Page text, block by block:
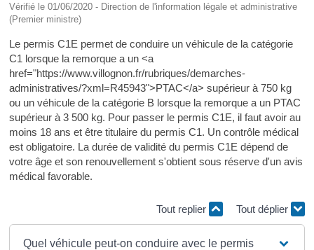
Vérifié le 01/06/2020 - Direction de l'information légale et administrative
(Premier ministre)
Le permis C1E permet de conduire un véhicule de la catégorie
C1 lorsque la remorque a un <a
href="https://www.villognon.fr/rubriques/demarches-
administratives/?xml=R45943">PTAC</a> supérieur à 750 kg
ou un véhicule de la catégorie B lorsque la remorque a un PTAC
supérieur à 3 500 kg. Pour passer le permis C1E, il faut avoir au
moins 18 ans et être titulaire du permis C1. Un contrôle médical
est obligatoire. La durée de validité du permis C1E dépend de
votre âge et son renouvellement s'obtient sous réserve d'un avis
médical favorable.
Tout replier Tout déplier
Quel véhicule peut-on conduire avec le permis